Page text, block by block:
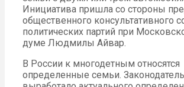
Инициатива пришла со стороны
общественного консультативного
политических партий при
думе Людмилы Айвар.
В России к многодетным относятся
определенные семьи.